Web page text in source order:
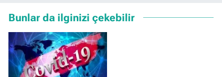
Bunlar da ilginizi çekebilir